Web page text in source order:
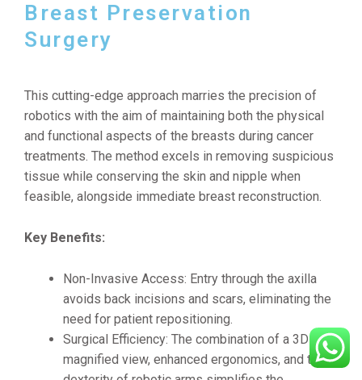
Breast Preservation
Surgery
This cutting-edge approach marries the precision of
robotics with the aim of maintaining both the physical
and functional aspects of the breasts during cancer
treatments. The method excels in removing suspicious
tissue while conserving the skin and nipple when
feasible, alongside immediate breast reconstruction.
Key Benefits:
Non-Invasive Access: Entry through the axilla
avoids back incisions and scars, eliminating the
need for patient repositioning.
Surgical Efficiency: The combination of a 3D
magnified view, enhanced ergonomics, and the